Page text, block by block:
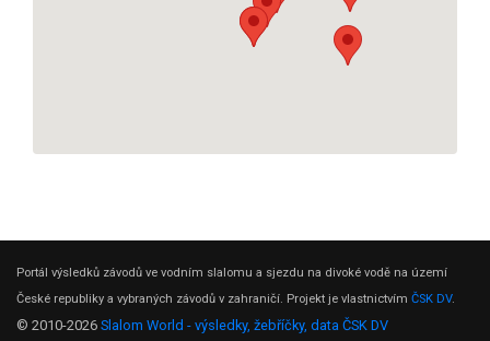
Portál výsledků závodů ve vodním slalomu a sjezdu na divoké vodě na území
České republiky a vybraných závodů v zahraničí. Projekt je vlastnictvím ČSK DV.
© 2010-2026 Slalom World - výsledky, žebříčky, data ČSK DV